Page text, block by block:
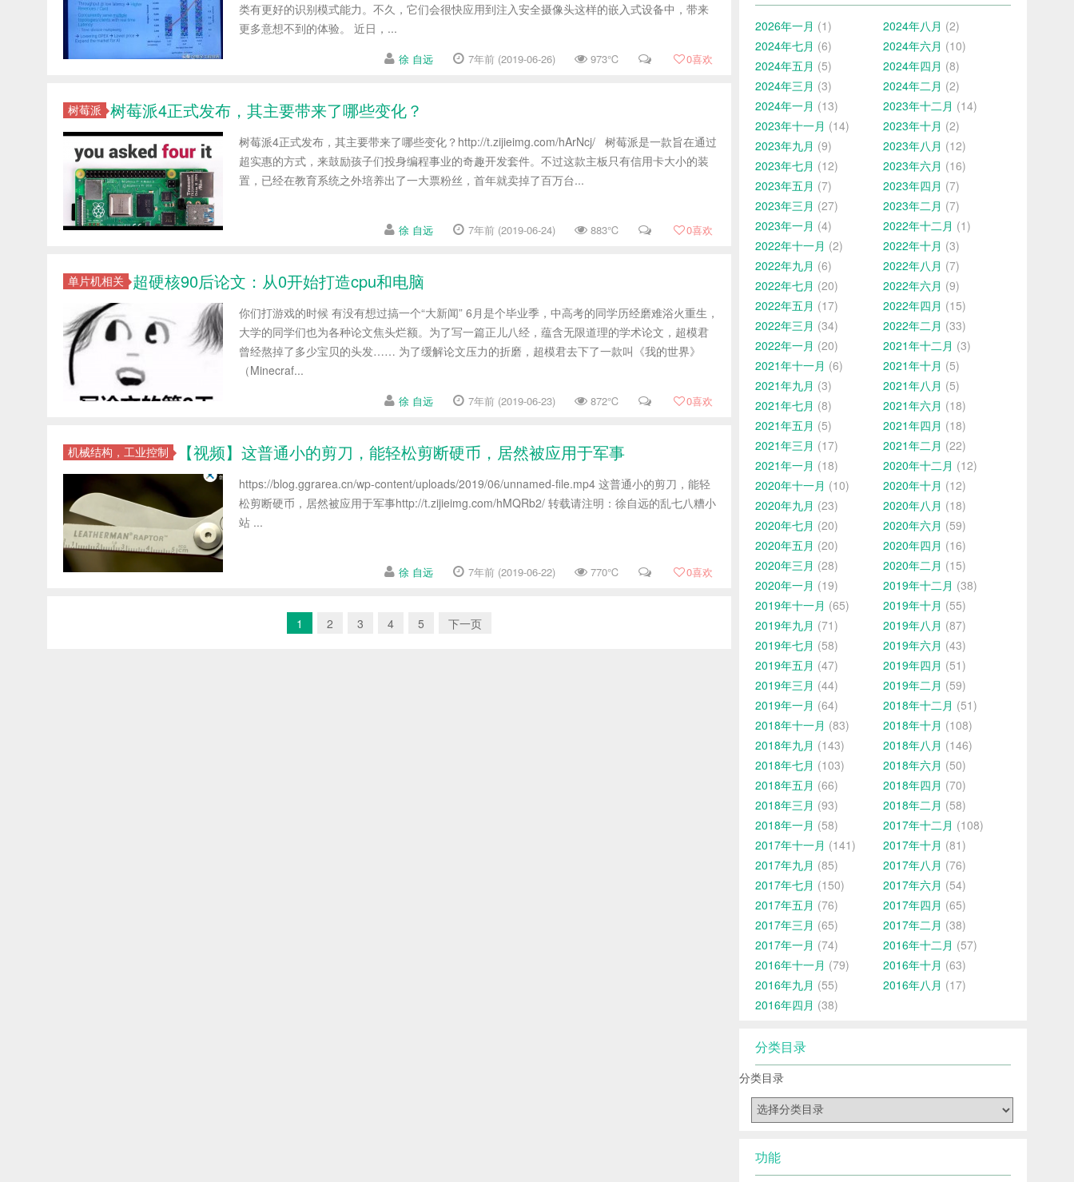
类有更好的识别模式能力。不久，它们会很快应用到注入安全摄像头这样的嵌入式设备中，带来
更多意想不到的体验。 近日，...
徐 自远 7年前 (2019-06-26) 973℃ 0喜欢
树莓派 树莓派4正式发布，其主要带来了哪些变化？
树莓派4正式发布，其主要带来了哪些变化？http://t.zijieimg.com/hArNcj/ 树莓派是一款旨在通过
超实惠的方式，来鼓励孩子们投身编程事业的奇趣开发套件。不过这款主板只有信用卡大小的装
置，已经在教育系统之外培养出了一大票粉丝，首年就卖掉了百万台...
徐 自远 7年前 (2019-06-24) 883℃ 0喜欢
单片机相关 超硬核90后论文：从0开始打造cpu和电脑
你们打游戏的时候 有没有想过搞一个“大新闻” 6月是个毕业季，中高考的同学历经磨难浴火重生，
大学的同学们也为各种论文焦头烂额。为了写一篇正儿八经，蕴含无限道理的学术论文，超模君
曾经熬掉了多少宝贝的头发…… 为了缓解论文压力的折磨，超模君去下了一款叫《我的世界》
（Minecraf...
徐 自远 7年前 (2019-06-23) 872℃ 0喜欢
机械结构，工业控制 【视频】这普通小的剪刀，能轻松剪断硬币，居然被应用于军事
https://blog.ggrarea.cn/wp-content/uploads/2019/06/unnamed-file.mp4 这普通小的剪刀，能轻
松剪断硬币，居然被应用于军事http://t.zijieimg.com/hMQRb2/ 转载请注明：徐自远的乱七八糟小
站 ...
徐 自远 7年前 (2019-06-22) 770℃ 0喜欢
1 2 3 4 5 下一页
2026年一月 (1) 2024年八月 (2)
2024年七月 (6) 2024年六月 (10)
2024年五月 (5) 2024年四月 (8)
2024年三月 (3) 2024年二月 (2)
2024年一月 (13) 2023年十二月 (14)
2023年十一月 (14) 2023年十月 (2)
2023年九月 (9) 2023年八月 (12)
2023年七月 (12) 2023年六月 (16)
2023年五月 (7) 2023年四月 (7)
2023年三月 (27) 2023年二月 (7)
2023年一月 (4) 2022年十二月 (1)
2022年十一月 (2) 2022年十月 (3)
2022年九月 (6) 2022年八月 (7)
2022年七月 (20) 2022年六月 (9)
2022年五月 (17) 2022年四月 (15)
2022年三月 (34) 2022年二月 (33)
2022年一月 (20) 2021年十二月 (3)
2021年十一月 (6) 2021年十月 (5)
2021年九月 (3) 2021年八月 (5)
2021年七月 (8) 2021年六月 (18)
2021年五月 (5) 2021年四月 (18)
2021年三月 (17) 2021年二月 (22)
2021年一月 (18) 2020年十二月 (12)
2020年十一月 (10) 2020年十月 (12)
2020年九月 (23) 2020年八月 (18)
2020年七月 (20) 2020年六月 (59)
2020年五月 (20) 2020年四月 (16)
2020年三月 (28) 2020年二月 (15)
2020年一月 (19) 2019年十二月 (38)
2019年十一月 (65) 2019年十月 (55)
2019年九月 (71) 2019年八月 (87)
2019年七月 (58) 2019年六月 (43)
2019年五月 (47) 2019年四月 (51)
2019年三月 (44) 2019年二月 (59)
2019年一月 (64) 2018年十二月 (51)
2018年十一月 (83) 2018年十月 (108)
2018年九月 (143) 2018年八月 (146)
2018年七月 (103) 2018年六月 (50)
2018年五月 (66) 2018年四月 (70)
2018年三月 (93) 2018年二月 (58)
2018年一月 (58) 2017年十二月 (108)
2017年十一月 (141) 2017年十月 (81)
2017年九月 (85) 2017年八月 (76)
2017年七月 (150) 2017年六月 (54)
2017年五月 (76) 2017年四月 (65)
2017年三月 (65) 2017年二月 (38)
2017年一月 (74) 2016年十二月 (57)
2016年十一月 (79) 2016年十月 (63)
2016年九月 (55) 2016年八月 (17)
2016年四月 (38)
分类目录
分类目录
功能